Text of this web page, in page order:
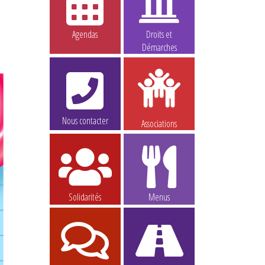
Agendas
Droits et
Démarches
Nous contacter Associations
Solidarités Menus